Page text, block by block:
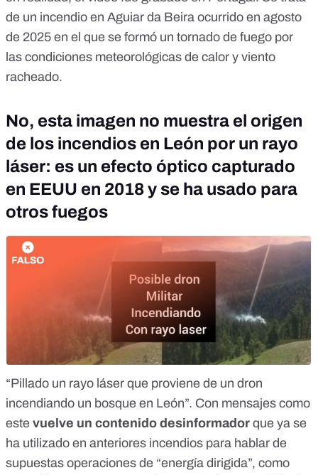
de un incendio en Aguiar da Beira ocurrido en agosto
de 2025 en el que se formó un tornado de fuego por
las condiciones meteorológicas de calor y viento
racheado.
No, esta imagen no muestra el origen
de los incendios en León por un rayo
láser: es un efecto óptico capturado
en EEUU en 2018 y se ha usado para
otros fuegos
“Pillado un rayo láser que proviene de un dron
incendiando un bosque en León”. Con mensajes como
este vuelve un contenido desinformador que ya se
ha utilizado en anteriores incendios para hablar de
supuestas operaciones de “energía dirigida”, como